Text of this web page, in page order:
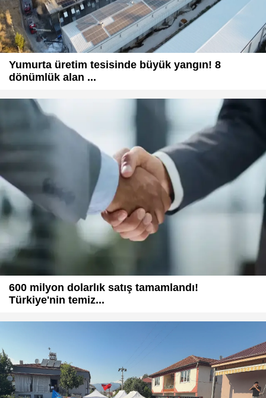
Yumurta üretim tesisinde büyük yangın! 8
dönümlük alan ...
600 milyon dolarlık satış tamamlandı!
Türkiye'nin temiz...